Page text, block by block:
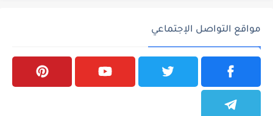
مواقع التواصل الإجتماعي